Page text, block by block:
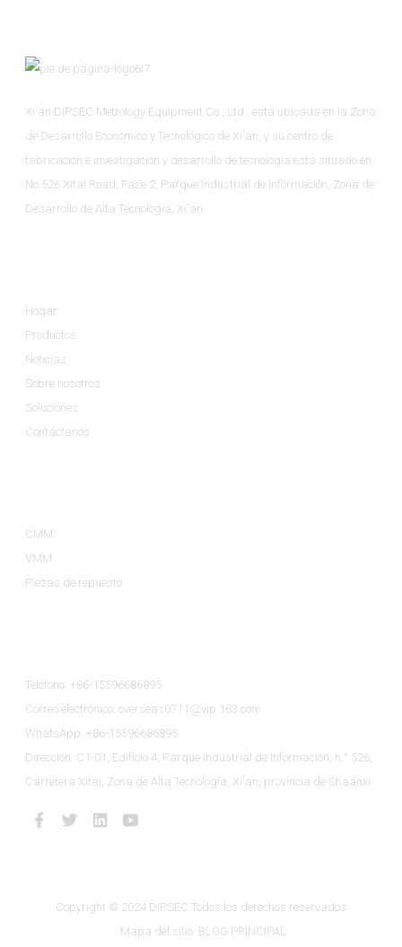
Xi'an DIPSEC Metrology Equipment Co., Ltd., está ubicada en la Zona
de Desarrollo Económico y Tecnológico de Xi'an, y su centro de
fabricación e investigación y desarrollo de tecnología está situado en
No.526 Xitai Road, Fase 2, Parque Industrial de Información, Zona de
Desarrollo de Alta Tecnología, Xi'an.
Hogar
Productos
Noticias
Sobre nosotros
Soluciones
Contáctanos
CMM
VMM
Piezas de repuesto
Teléfono: +86-15596686895
Correo electrónico: overseas0711@vip.163.com
WhatsApp: +86-15596686895
Dirección: C1-01, Edificio 4, Parque Industrial de Información, n.° 526,
Carretera Xitai, Zona de Alta Tecnología, Xi'an, provincia de Shaanxi
Copyright © 2024 DIPSEC Todos los derechos reservados
Mapa del sitio BLOG PRINCIPAL